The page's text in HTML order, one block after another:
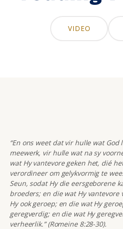
VIDEO
“En ons weet dat vir hulle wat
meewerk, vir hulle wat na sy
wat Hy vantevore geken het, dié
verordineer om gelykvormig te
Seun, sodat Hy die eersgeborene
broeders; en die wat Hy
Hy ook geroep; en die wat Hy
geregverdig; en die wat Hy
verheerlik.” (Romeine 8:28-30).